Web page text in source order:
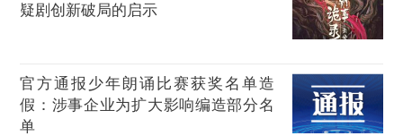
疑剧创新破局的启示
官方通报少年朗诵比赛获奖名单造
假：涉事企业为扩大影响编造部分名
单